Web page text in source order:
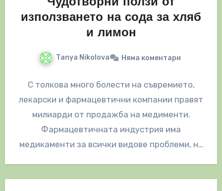
Чудотворни ползи от
използването на сода за хляб
и лимон
Tanya Nikolova Няма коментари
С толкова много болести на съвремието,
лекарски и фармацевтични компании правят
милиарди от продажба на медименти.
Фармацевтичната индустрия има
медикаменти за всички видове проблеми, но